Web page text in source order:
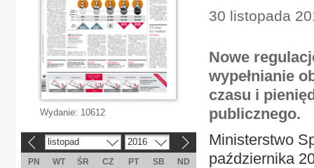
30 listopada
Nowe
wypełnianie
czasu i
publicznego.
Ministerstwo
października
Wydanie: 10612
listopad 2016
PN WT ŚR CZ PT SB
ND